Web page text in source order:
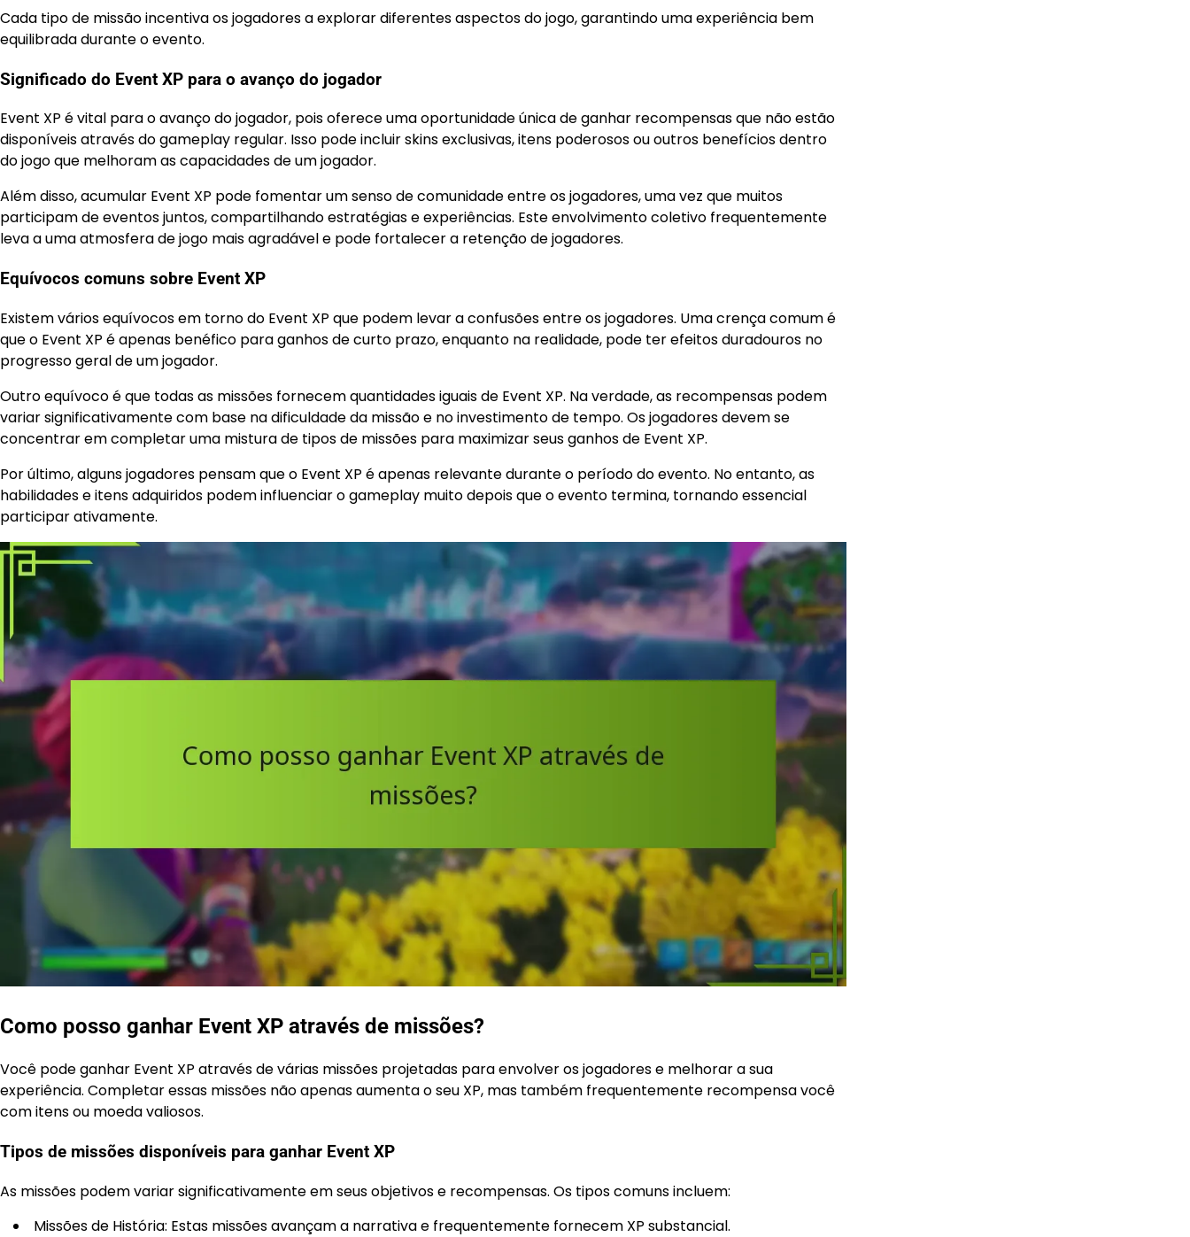
Cada tipo de missão incentiva os jogadores a explorar diferentes aspectos do jogo, garantindo uma experiência bem
equilibrada durante o evento.
Significado do Event XP para o avanço do jogador
Event XP é vital para o avanço do jogador, pois oferece uma oportunidade única de ganhar recompensas que não estão
disponíveis através do gameplay regular. Isso pode incluir skins exclusivas, itens poderosos ou outros benefícios dentro
do jogo que melhoram as capacidades de um jogador.
Além disso, acumular Event XP pode fomentar um senso de comunidade entre os jogadores, uma vez que muitos
participam de eventos juntos, compartilhando estratégias e experiências. Este envolvimento coletivo frequentemente
leva a uma atmosfera de jogo mais agradável e pode fortalecer a retenção de jogadores.
Equívocos comuns sobre Event XP
Existem vários equívocos em torno do Event XP que podem levar a confusões entre os jogadores. Uma crença comum é
que o Event XP é apenas benéfico para ganhos de curto prazo, enquanto na realidade, pode ter efeitos duradouros no
progresso geral de um jogador.
Outro equívoco é que todas as missões fornecem quantidades iguais de Event XP. Na verdade, as recompensas podem
variar significativamente com base na dificuldade da missão e no investimento de tempo. Os jogadores devem se
concentrar em completar uma mistura de tipos de missões para maximizar seus ganhos de Event XP.
Por último, alguns jogadores pensam que o Event XP é apenas relevante durante o período do evento. No entanto, as
habilidades e itens adquiridos podem influenciar o gameplay muito depois que o evento termina, tornando essencial
participar ativamente.
Como posso ganhar Event XP através de missões?
Você pode ganhar Event XP através de várias missões projetadas para envolver os jogadores e melhorar a sua
experiência. Completar essas missões não apenas aumenta o seu XP, mas também frequentemente recompensa você
com itens ou moeda valiosos.
Tipos de missões disponíveis para ganhar Event XP
As missões podem variar significativamente em seus objetivos e recompensas. Os tipos comuns incluem:
Missões de História: Estas missões avançam a narrativa e frequentemente fornecem XP substancial.